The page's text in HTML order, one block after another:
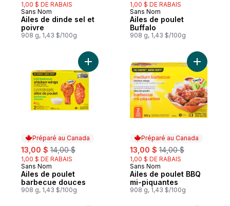
1,00 $ DE RABAIS
Préparé au Canada
Sans Nom
Ailes de dinde sel et
poivre
908 g, 1,43 $/100g
1,00 $ DE RABAIS
Préparé au Canada
Sans Nom
Ailes de poulet
Buffalo
908 g, 1,43 $/100g
Préparé au Canada
sale:
13,00 $ , formerly:
14,00 $
1,00 $ DE RABAIS
Préparé au Canada
Sans Nom
Ailes de poulet
barbecue douces
908 g, 1,43 $/100g
Ajouter Ailes de poulet barbecue douces
Préparé au Canada
sale:
13,00 $ , formerly:
14,00 $
1,00 $ DE RABAIS
Préparé au Canada
Sans Nom
Ailes de poulet BBQ
mi-piquantes
908 g, 1,43 $/100g
Ajouter